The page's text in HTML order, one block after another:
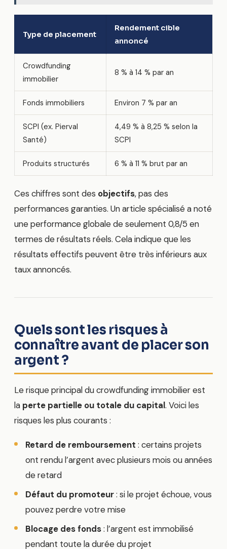
Type de placement
Rendement cible
annoncé
Crowdfunding
immobilier
8 % à 14 % par an
Fonds immobiliers Environ 7 % par an
SCPI (ex. Pierval
Santé)
4,49 % à 8,25 % selon la
SCPI
Produits structurés 6 % à 11 % brut par an
Ces chiffres sont des objectifs, pas des
performances garanties. Un article spécialisé a noté
une performance globale de seulement 0,8/5 en
termes de résultats réels. Cela indique que les
résultats effectifs peuvent être très inférieurs aux
taux annoncés.
Quels sont les risques à
connaître avant de placer son
argent ?
Le risque principal du crowdfunding immobilier est
la perte partielle ou totale du capital. Voici les
risques les plus courants :
Retard de remboursement : certains projets
ont rendu l’argent avec plusieurs mois ou années
de retard
Défaut du promoteur: si le projet échoue, vous
pouvez perdre votre mise
Blocage des fonds: l’argent est immobilisé
pendant toute la durée du projet